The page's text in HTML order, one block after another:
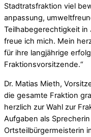
Stadtratsfraktion viel
anpassung,
Teilhabegerechtigkeit in
freue ich mich. Mein
für ihre langjährige
Fraktionsvorsitzende.“
Dr. Matias Mieth,
die gesamte Fraktion
herzlich zur Wahl zur
Aufgaben als
Ortsteilbürgermeisterin